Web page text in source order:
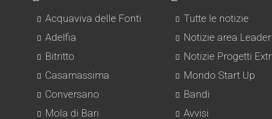
Acquaviva delle Fonti
Adelfia
Bitritto
Casamassima
Conversano
Mola di Bari
Tutte le notizie
Notizie area Leader
Notizie Progetti
Mondo Start Up
Bandi
Avvisi